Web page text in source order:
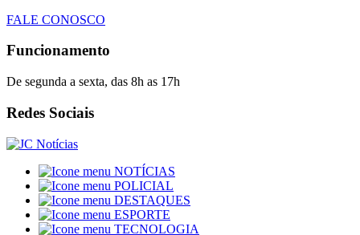
FALE CONOSCO
Funcionamento
De segunda a sexta, das 8h as 17h
Redes Sociais
NOTÍCIAS
POLICIAL
DESTAQUES
ESPORTE
TECNOLOGIA